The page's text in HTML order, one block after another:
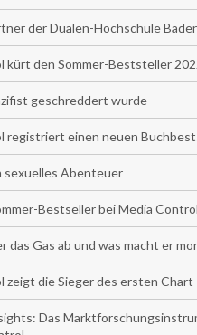
der Dualen-Hochschule
kürt den Sommer-Beststeller
geschreddert wurde
registriert einen neuen
sexuelles Abenteuer
Bestseller bei Media Control
das Gas ab und was macht er
zeigt die Sieger des ersten
Das